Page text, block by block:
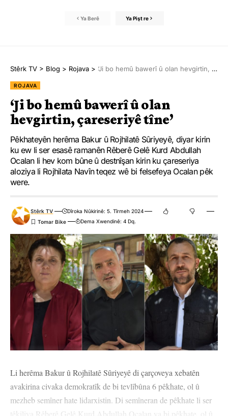
Ya Berê Ya Pişt re
Stêrk TV > Blog > Rojava > ‘Ji bo hemû bawerî û olan hevgirtin, çareseriyê tîne’
ROJAVA
‘Ji bo hemû bawerî û olan
hevgirtin, çareseriyê tîne’
Pêkhateyên herêma Bakur û Rojhilatê Sûriyeyê, diyar kirin
ku ew li ser esasê ramanên Rêberê Gelê Kurd Abdullah
Ocalan li hev kom bûne û destnîşan kirin ku çareseriya
aloziya li Rojhilata Navîn teqez wê bi felsefeya Ocalan pêk
were.
Stêrk TV
Dîroka Nûkirinê: 5. Tîrmeh 2024
Dema Xwendinê: 4 Dq.
Li herêma Bakur û Rojhilatê Sûriyeyê di çarçoveya xebatên
avakirina civaka demokratîk de bi tevlîbûna 6 pêkhate, ol û
mezheb semîner hate lidarxistin. Di semîneran de pêkhate li ser
têkiliya Rêberê Gelê Kurd Abdullah Ocalan ya bi pêkhate, ol û